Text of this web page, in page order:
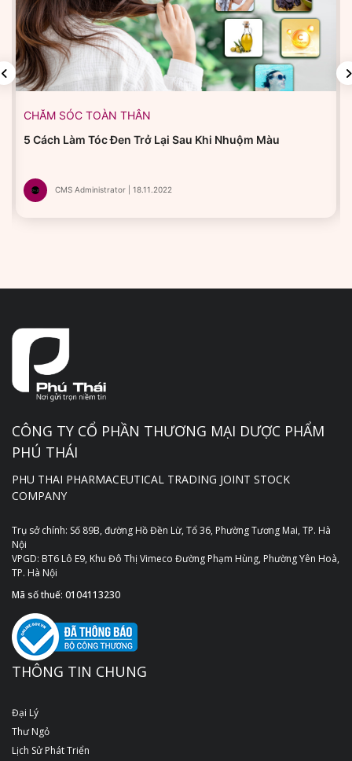
CHĂM SÓC TOÀN THÂN
5 Cách Làm Tóc Đen Trở Lại Sau Khi Nhuộm Màu
CMS Administrator | 18.11.2022
CÔNG TY CỔ PHẦN THƯƠNG MẠI DƯỢC PHẨM
PHÚ THÁI
PHU THAI PHARMACEUTICAL TRADING JOINT STOCK
COMPANY
Trụ sở chính: Số 89B, đường Hồ Đền Lừ, Tổ 36, Phường Tương Mai, TP. Hà
Nội
VPGD: BT6 Lô E9, Khu Đô Thị Vimeco Đường Phạm Hùng, Phường Yên Hoà,
TP. Hà Nội
Mã số thuế: 0104113230
THÔNG TIN CHUNG
Đại Lý
Thư Ngỏ
Lịch Sử Phát Triển